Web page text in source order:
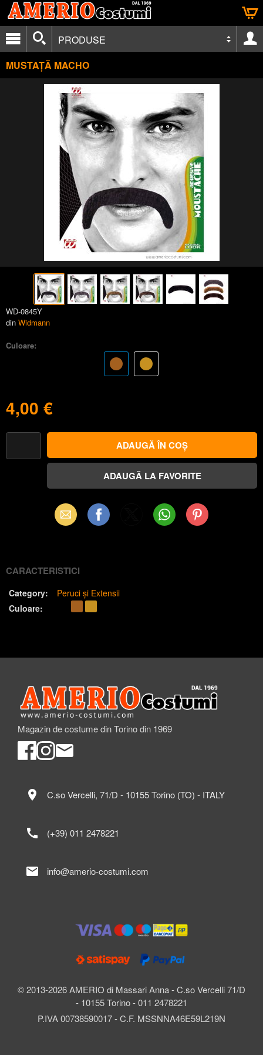
PRODUSE
MUSTAȚĂ MACHO
WD-0845Y
din Widmann
Culoare:
4,00 €
Email Facebook WhatsAppPinterest
CARACTERISTICI
Category:
Peruci și Extensii
Culoare:
Magazin de costume din Torino din 1969
© 2013-2026 AMERIO di Massari Anna - C.so Vercelli 71/D
- 10155 Torino - 011 2478221
P.IVA 00738590017 - C.F. MSSNNA46E59L219N
location_on C.so Vercelli, 71/D - 10155 Torino (TO) - ITALY
call (+39) 011 2478221
mail info@amerio-costumi.com